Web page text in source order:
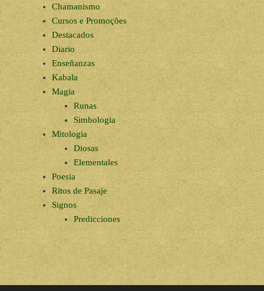
Chamanismo
Cursos e Promoções
Destacados
Diario
Enseñanzas
Kabala
Magia
Runas
Simbologia
Mitologia
Diosas
Elementales
Poesia
Ritos de Pasaje
Signos
Predicciones